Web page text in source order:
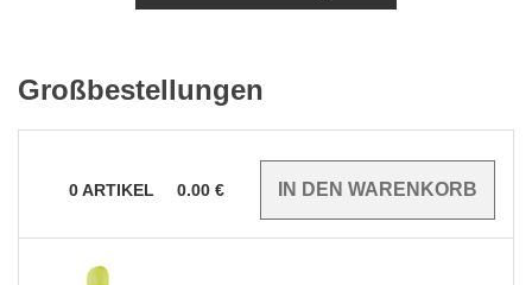
Großbestellungen
0ARTIKEL 0.00 €